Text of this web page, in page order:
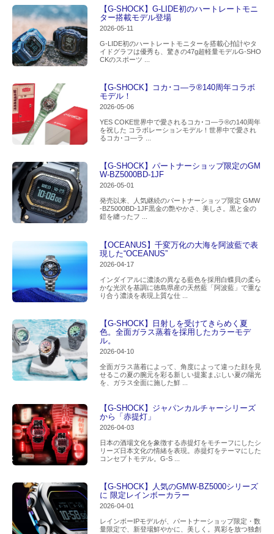
【G-SHOCK】G-LIDE初のハートレートモニ
ター搭載モデル登場
2026-05-11
G-LIDE初のハートレートモニターを搭載心拍計やタ
イドグラフは優秀も、驚きの47g超軽量モデルG-SHO
CKのスポーツ ...
【G-SHOCK】コカ･コ―ラ®140周年コラボ
モデル！
2026-05-06
YES COKE世界中で愛されるコカ･コ―ラ®の140周年
を祝した コラボレーションモデル！世界中で愛され
るコカ･コ―ラ ...
【G-SHOCK】パートナーショップ限定のGM
W-BZ5000BD-1JF
2026-05-01
発売以来、人気継続のパートナーショップ限定 GMW
-BZ5000BD-1JF黒金の艶やかさ、美しさ。黒と金の
鎧を纏ったフ ...
【OCEANUS】千変万化の大海を阿波藍で表
現した“OCEANUS”
2026-04-17
インダイアルに濃淡の異なる藍色を採用白蝶貝の柔ら
かな光沢を基調に徳島県産の天然藍「阿波藍」で重な
り合う濃淡を表現上質な仕 ...
【G-SHOCK】日射しを受けてきらめく夏
色。全面ガラス蒸着を採用したカラーモデ
ル。
2026-04-10
全面ガラス蒸着によって、角度によって違った顔を見
せるこの夏の腕元を彩る新しい提案まぶしい夏の陽光
を、ガラス全面に施した鮮 ...
【G-SHOCK】ジャパンカルチャーシリーズ
から「赤提灯」
2026-04-03
日本の酒場文化を象徴する赤提灯をモチーフにしたシ
リーズ日本文化の情緒を表現。赤提灯をテーマにした
コンセプトモデル。G-S ...
【G-SHOCK】人気のGMW-BZ5000シリーズ
に 限定レインボーカラー
2026-04-01
レインボーIPモデルが、パートナーショップ限定・数
量限定で、新登場鮮やかに、美しく。異彩を放つ独創